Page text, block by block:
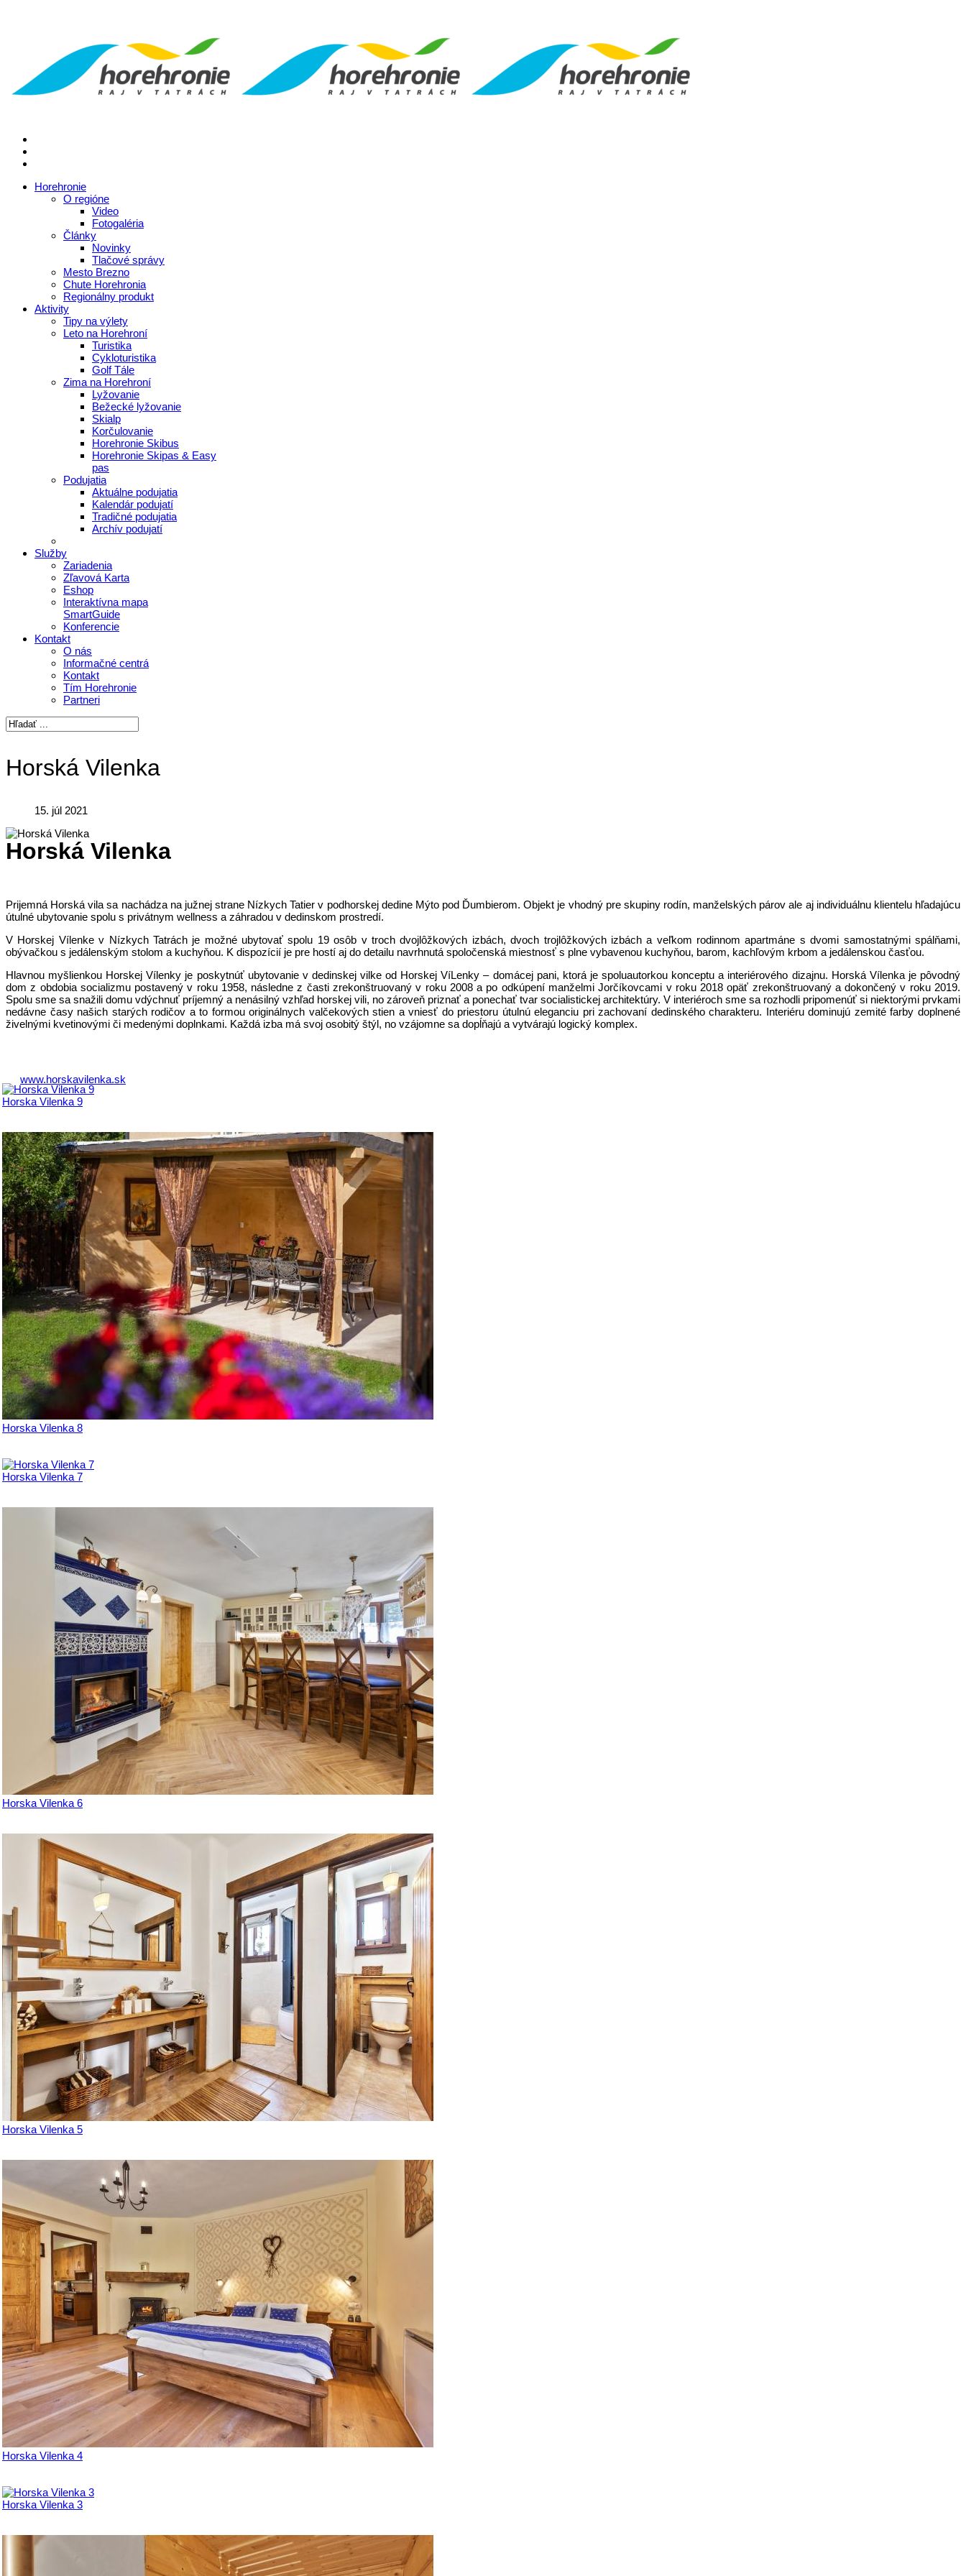
Horehronie
O regióne
Video
Fotogaléria
Články
Novinky
Tlačové správy
Mesto Brezno
Chute Horehronia
Regionálny produkt
Aktivity
Tipy na výlety
Leto na Horehroní
Turistika
Cykloturistika
Golf Tále
Zima na Horehroní
Lyžovanie
Bežecké lyžovanie
Skialp
Korčulovanie
Horehronie Skibus
Horehronie Skipas & Easy
pas
Podujatia
Aktuálne podujatia
Kalendár podujatí
Tradičné podujatia
Archív podujatí
Služby
Zariadenia
Zľavová Karta
Eshop
Interaktívna mapa
SmartGuide
Konferencie
Kontakt
O nás
Informačné centrá
Kontakt
Tím Horehronie
Partneri
Horská Vilenka
15. júl 2021
Horská Vilenka
Prijemná Horská vila sa nachádza na južnej strane Nízkych Tatier v podhorskej dedine Mýto pod Ďumbierom. Objekt je vhodný pre skupiny rodín, manželských párov ale aj individuálnu klientelu hľadajúcu
útulné ubytovanie spolu s privátnym wellness a záhradou v dedinskom prostredí.
V Horskej Vílenke v Nízkych Tatrách je možné ubytovať spolu 19 osôb v troch dvojlôžkových izbách, dvoch trojlôžkových izbách a veľkom rodinnom apartmáne s dvomi samostatnými spálňami,
obývačkou s jedálenským stolom a kuchyňou. K dispozícií je pre hostí aj do detailu navrhnutá spoločenská miestnosť s plne vybavenou kuchyňou, barom, kachľovým krbom a jedálenskou časťou.
Hlavnou myšlienkou Horskej Vílenky je poskytnúť ubytovanie v dedinskej vilke od Horskej VíLenky – domácej pani, ktorá je spoluautorkou konceptu a interiérového dizajnu. Horská Vílenka je pôvodný
dom z obdobia socializmu postavený v roku 1958, následne z časti zrekonštruovaný v roku 2008 a po odkúpení manželmi Jorčíkovcami v roku 2018 opäť zrekonštruovaný a dokončený v roku 2019.
Spolu sme sa snažili domu vdýchnuť príjemný a nenásilný vzhľad horskej vili, no zároveň priznať a ponechať tvar socialistickej architektúry. V interiéroch sme sa rozhodli pripomenúť si niektorými prvkami
nedávne časy našich starých rodičov a to formou originálnych valčekových stien a vniesť do priestoru útulnú eleganciu pri zachovaní dedinského charakteru. Interiéru dominujú zemité farby doplnené
živelnými kvetinovými či medenými doplnkami. Každá izba má svoj osobitý štýl, no vzájomne sa dopĺňajú a vytvárajú logický komplex.
www.horskavilenka.sk
Horska Vilenka 9
Horska Vilenka 8
Horska Vilenka 7
Horska Vilenka 6
Horska Vilenka 5
Horska Vilenka 4
Horska Vilenka 3